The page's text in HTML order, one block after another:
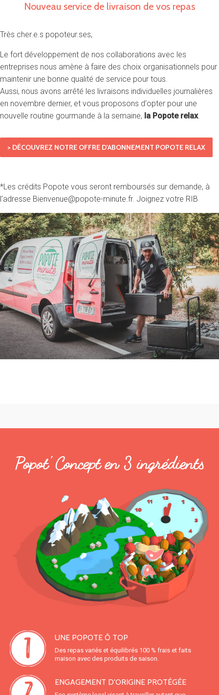
Nouveau service de livraison de vos repas
Très cher.e.s popoteur.ses,
Le fort développement de nos collaborations avec les
entreprises nous amène à faire des choix organisationnels pour
maintenir une bonne qualité de service pour tous.
Aussi, nous avons arrêté les livraisons individuelles journalières
en novembre dernier, et vous proposons d'opter pour une
nouvelle routine gourmande à la semaine, la Popote relax.
> DÉCOUVREZ NOTRE OFFRE D'ABONNEMENT POPOTE RELAX
*Les crédits Popote vous seront remboursés sur demande, à
l'adresse Bienvenue@popote-minute.fr. Joignez votre RIB
Popot' Concept en 3 ingrédients
UNE POPOTE Ô TOP
Des repas variés et équilibrés 100 % frais et faits
maison avec des produits de saison.
ENGAGEMENT D'ORIGINE PROTÉGÉE